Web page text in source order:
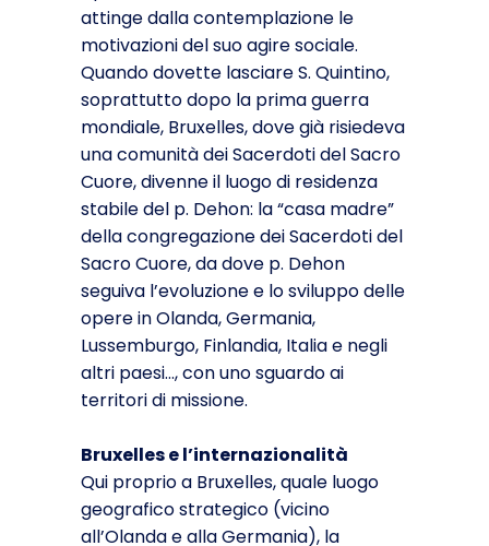
attinge dalla contemplazione le
motivazioni del suo agire sociale.
Quando dovette lasciare S. Quintino,
soprattutto dopo la prima guerra
mondiale, Bruxelles, dove già risiedeva
una comunità dei Sacerdoti del Sacro
Cuore, divenne il luogo di residenza
stabile del p. Dehon: la “casa madre”
della congregazione dei Sacerdoti del
Sacro Cuore, da dove p. Dehon
seguiva l’evoluzione e lo sviluppo delle
opere in Olanda, Germania,
Lussemburgo, Finlandia, Italia e negli
altri paesi…, con uno sguardo ai
territori di missione.
Bruxelles e l’internazionalità
Qui proprio a Bruxelles, quale luogo
geografico strategico (vicino
all’Olanda e alla Germania), la